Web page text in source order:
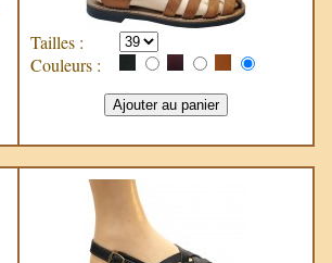
Tailles :
Couleurs :